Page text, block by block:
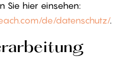
Sie hier einsehen:
de/datenschutz/.